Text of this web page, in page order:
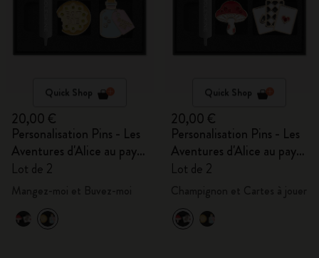
Quick Shop
20,00 €
Personalisation Pins - Les
Aventures d'Alice au pays
des merveilles
Lot de 2
Quick Shop
20,00 €
Personalisation Pins - Les
Aventures d'Alice au pays
des merveilles
Lot de 2